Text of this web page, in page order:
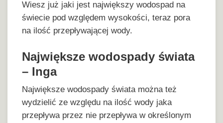
Wiesz już jaki jest największy wodospad na
świecie pod względem wysokości, teraz pora
na ilość przepływającej wody.
Największe wodospady świata
– Inga
Największe wodospady świata można też
wydzielić ze względu na ilość wody jaka
przepływa przez nie przepływa w określonym